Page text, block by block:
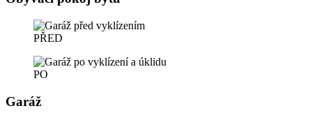
PŘED
PO
Garáž